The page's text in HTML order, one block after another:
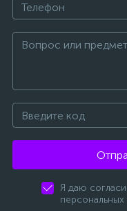
Я даю
персональных